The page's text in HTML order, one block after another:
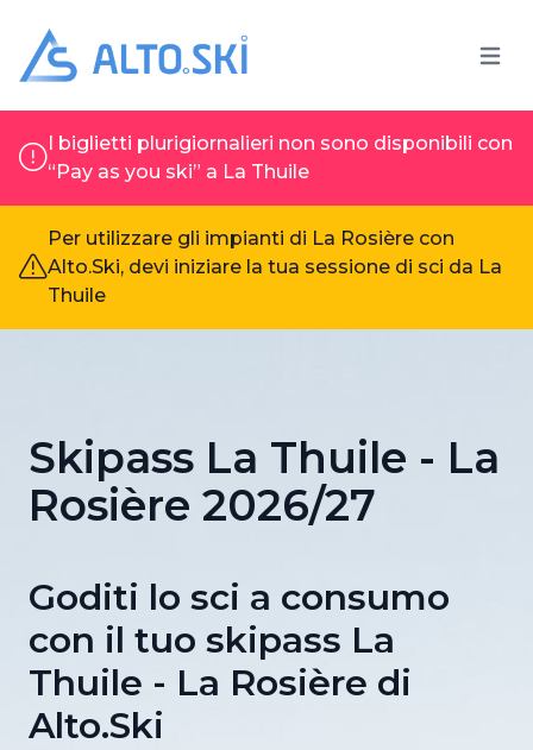
Alto.Ski Open
I biglietti plurigiornalieri non sono disponibili con
“Pay as you ski” a La Thuile
Per utilizzare gli impianti di La Rosière con
Alto.Ski, devi iniziare la tua sessione di sci da La
Thuile
Skipass La Thuile - La
Rosière 2026/27
Goditi lo sci a consumo
con il tuo skipass La
Thuile - La Rosière di
Alto.Ski